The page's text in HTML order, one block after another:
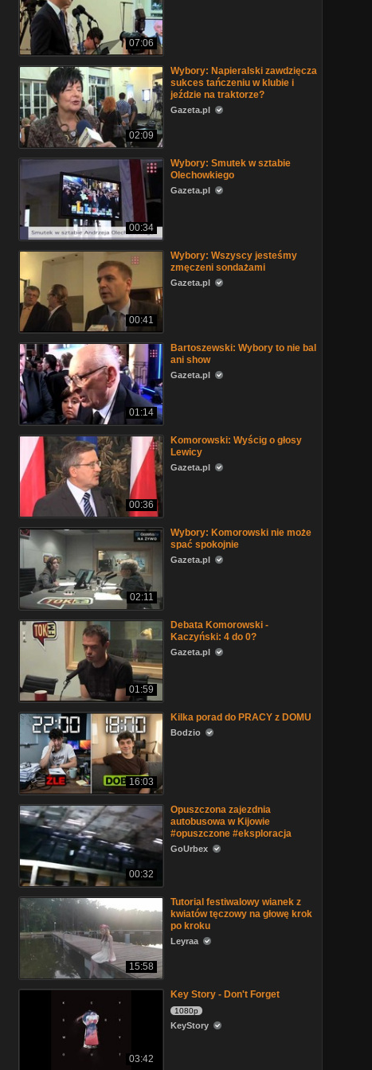
07:06
02:09
Wybory: Napieralski zawdzięcza
sukces tańczeniu w klubie i
jeździe na traktorze?
Gazeta.pl
00:34
Wybory: Smutek w sztabie
Olechowkiego
Gazeta.pl
00:41
Wybory: Wszyscy jesteśmy
zmęczeni sondażami
Gazeta.pl
01:14
Bartoszewski: Wybory to nie bal
ani show
Gazeta.pl
00:36
Komorowski: Wyścig o głosy
Lewicy
Gazeta.pl
02:11
Wybory: Komorowski nie może
spać spokojnie
Gazeta.pl
01:59
Debata Komorowski -
Kaczyński: 4 do 0?
Gazeta.pl
16:03
Kilka porad do PRACY z DOMU
Bodzio
00:32
Opuszczona zajezdnia
autobusowa w Kijowie
#opuszczone #eksploracja
GoUrbex
15:58
Tutorial festiwalowy wianek z
kwiatów tęczowy na głowę krok
po kroku
Leyraa
03:42
Key Story - Don't Forget
1080p
KeyStory